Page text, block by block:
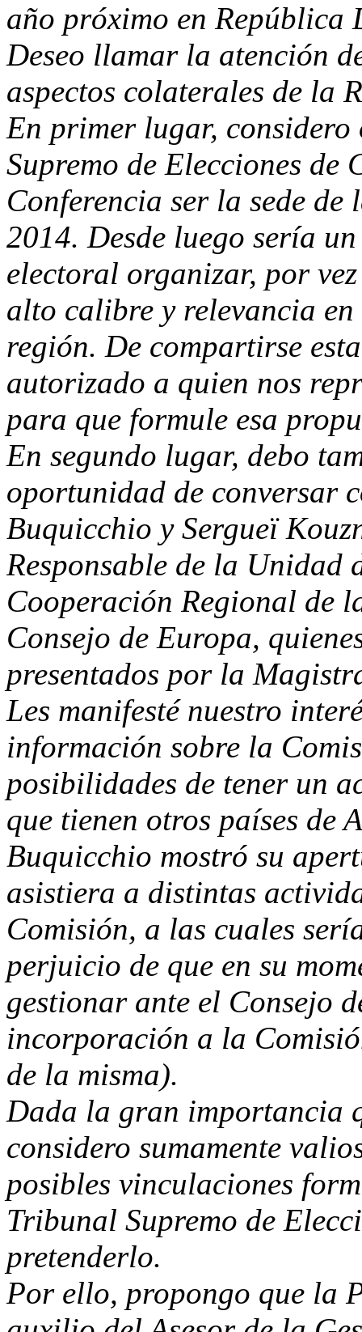
año próximo en República
Deseo llamar la atención
aspectos colaterales de la
En primer lugar,
Supremo de Elecciones de
Conferencia ser la sede de
2014. Desde luego sería
electoral organizar, por
alto calibre y relevancia
región. De compartirse
autorizado a quien nos
para que formule esa
En segundo lugar, debo
oportunidad de conversar
Buquicchio y Sergueï
Responsable de la Unidad
Cooperación Regional de
Consejo de Europa,
presentados por la
Les manifesté nuestro
información sobre la
posibilidades de tener un
que tienen otros países de
Buquicchio mostró su
asistiera a distintas
Comisión, a las cuales
perjuicio de que en su
gestionar ante el Consejo
incorporación a la
de la misma).
Dada la gran importancia
considero sumamente
posibles vinculaciones
Tribunal Supremo de
pretenderlo.
Por ello, propongo que la